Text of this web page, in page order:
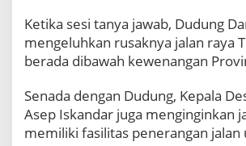
R
u
s
n
y
a
Ketika sesi tanya jawab, Dudung
mengeluhkan rusaknya jalan raya
berada dibawah kewenangan
Senada dengan Dudung, Kepala
Asep Iskandar juga menginginkan
memiliki fasilitas penerangan jalan